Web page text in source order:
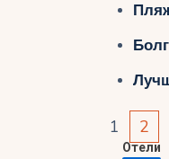
1 2